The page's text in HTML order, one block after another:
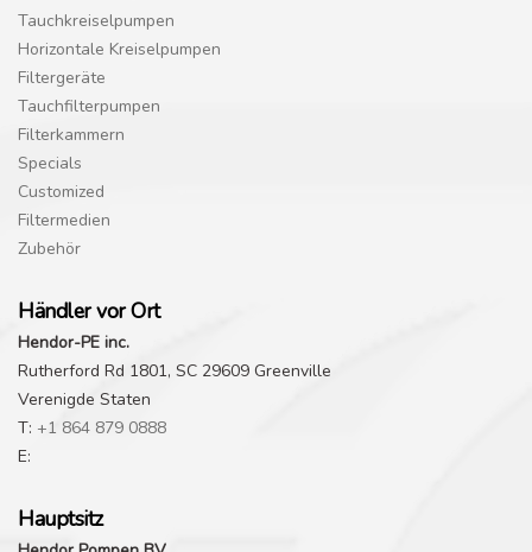
Tauchkreiselpumpen
Horizontale Kreiselpumpen
Filtergeräte
Tauchfilterpumpen
Filterkammern
Specials
Customized
Filtermedien
Zubehör
Händler vor Ort
Hendor-PE inc.
Rutherford Rd 1801, SC 29609 Greenville
Verenigde Staten
T: +1 864 879 0888
E:
Hauptsitz